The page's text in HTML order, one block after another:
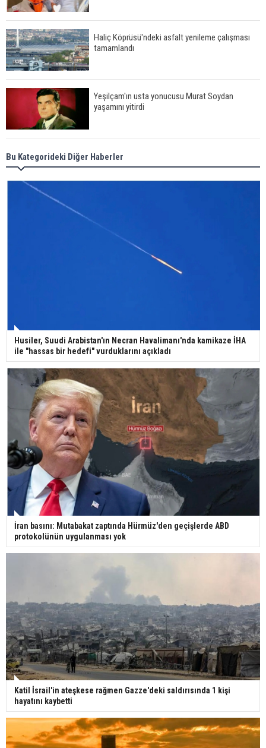
Haliç Köprüsü'ndeki asfalt yenileme çalışması
tamamlandı
Yeşilçam'ın usta yonucusu Murat Soydan
yaşamını yitirdi
Meral Akşener ile Müsavat Dervişoğlu cenazede
görüntülendi
Bilim kurgu gerçekleşiyor... Dondurulmuş
Ünlü türkücü Mahmut Tuncer estetik operasyon
geçirdi: Son hali gündem oldu
Yerli turist 229,7 milyar lira seyahat harcaması
yaptı
Gazze'deki Sağlık Bakanlığı duyurdu: Vahşetin
pençesinde 2 salgın vaka tespit edildi
Bu Kategorideki Diğer Haberler
Husiler, Suudi Arabistan'ın Necran Havalimanı'nda kamikaze İHA
ile "hassas bir hedefi" vurduklarını açıkladı
İran basını: Mutabakat zaptında Hürmüz'den geçişlerde ABD
protokolünün uygulanması yok
Katil İsrail'in ateşkese rağmen Gazze'deki saldırısında 1 kişi
hayatını kaybetti